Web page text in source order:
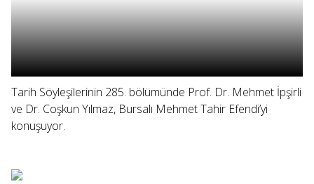
Tarih Söyleşilerinin 285. bölümünde Prof. Dr. Mehmet İpşirli
ve Dr. Coşkun Yılmaz, Bursalı Mehmet Tahir Efendi’yi
konuşuyor.